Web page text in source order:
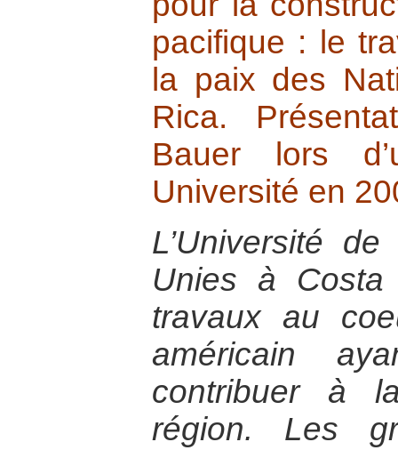
pacifique : le
la paix des
Rica.
Bauer lors
Université en
L’Université
Unies à
travaux au
américain
contribuer à
région. Les